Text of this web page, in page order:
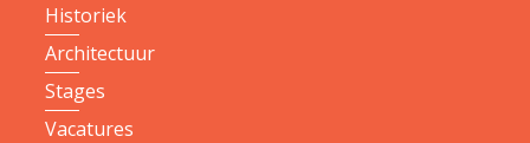
Historiek
Architectuur
Stages
Vacatures